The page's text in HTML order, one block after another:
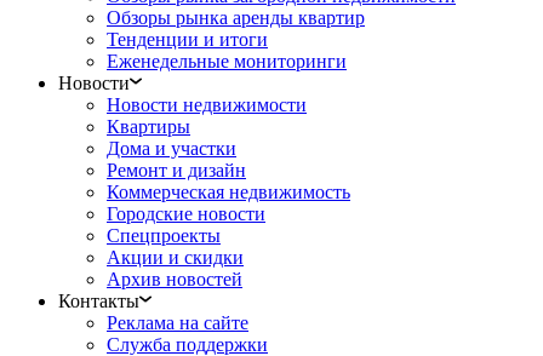
Обзоры рынка аренды квартир
Тенденции и итоги
Еженедельные мониторинги
Новости
Новости недвижимости
Квартиры
Дома и участки
Ремонт и дизайн
Коммерческая недвижимость
Городские новости
Спецпроекты
Акции и скидки
Архив новостей
Контакты
Реклама на сайте
Служба поддержки